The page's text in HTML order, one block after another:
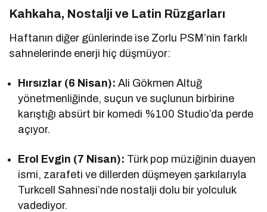
Kahkaha, Nostalji ve Latin Rüzgarları
Haftanın diğer günlerinde ise Zorlu PSM’nin farklı
sahnelerinde enerji hiç düşmüyor:
Hırsızlar (6 Nisan): Ali Gökmen Altuğ
yönetmenliğinde, suçun ve suçlunun birbirine
karıştığı absürt bir komedi %100 Studio’da perde
açıyor.
Erol Evgin (7 Nisan): Türk pop müziğinin duayen
ismi, zarafeti ve dillerden düşmeyen şarkılarıyla
Turkcell Sahnesi’nde nostalji dolu bir yolculuk
vadediyor.